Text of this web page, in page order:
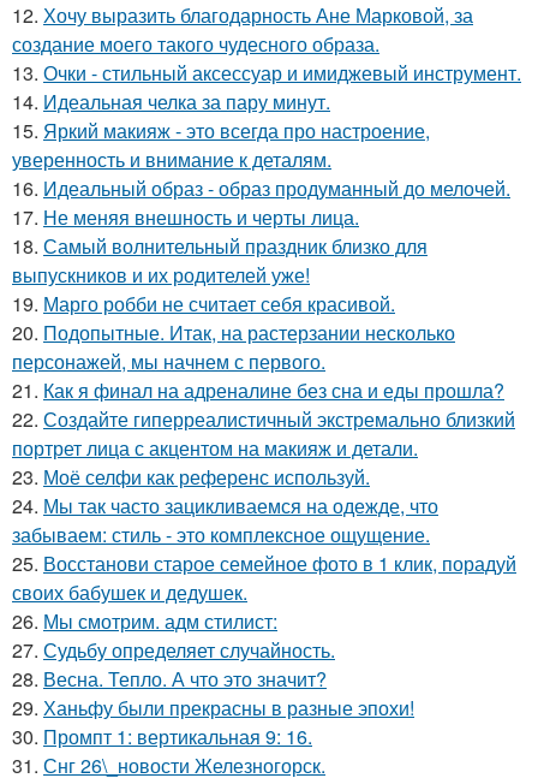
12. Хочу выразить благодарность Ане Марковой, за
создание моего такого чудесного образа.
13. Очки - стильный аксессуар и имиджевый инструмент.
14. Идеальная челка за пару минут.
15. Яркий макияж - это всегда про настроение,
уверенность и внимание к деталям.
16. Идеальный образ - образ продуманный до мелочей.
17. Не меняя внешность и черты лица.
18. Самый волнительный праздник близко для
выпускников и их родителей уже!
19. Марго робби не считает себя красивой.
20. Подопытные. Итак, на растерзании несколько
персонажей, мы начнем с первого.
21. Как я финал на адреналине без сна и еды прошла?
22. Создайте гиперреалистичный экстремально близкий
портрет лица с акцентом на макияж и детали.
23. Моё селфи как референс используй.
24. Мы так часто зацикливаемся на одежде, что
забываем: стиль - это комплексное ощущение.
25. Восстанови старое семейное фото в 1 клик, порадуй
своих бабушек и дедушек.
26. Мы смотрим. адм стилист:
27. Судьбу определяет случайность.
28. Весна. Тепло. А что это значит?
29. Ханьфу были прекрасны в разные эпохи!
30. Промпт 1: вертикальная 9: 16.
31. Снг 26\_новости Железногорск.